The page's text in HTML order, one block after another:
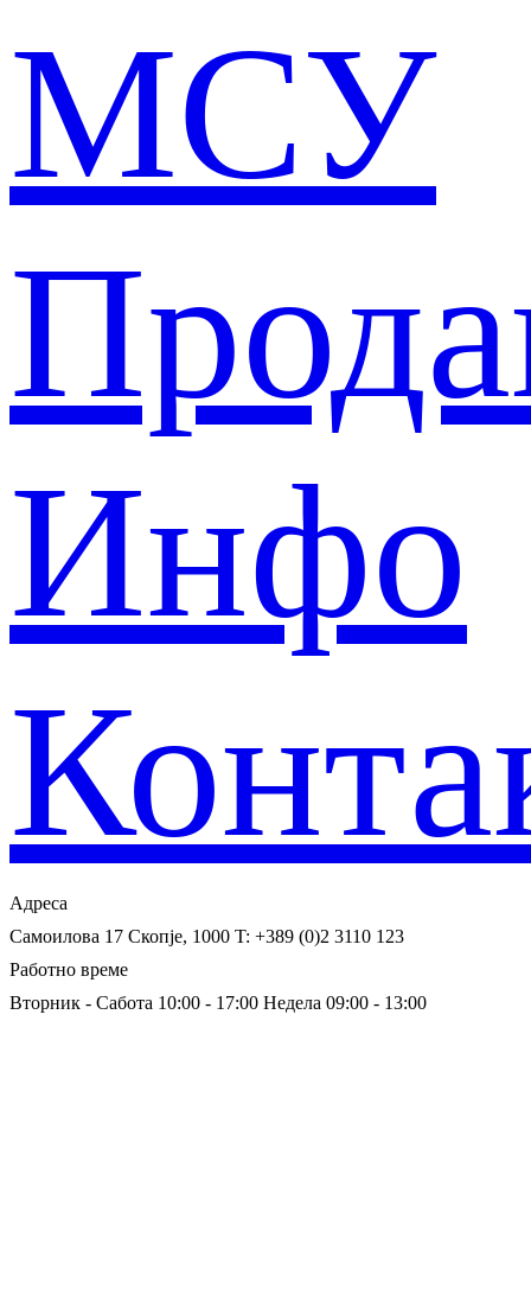
МСУ
Инфо
Адреса
Самоилова 17 Скопје, 1000 T: +389 (0)2 3110 123
Работно време
Вторник - Сабота 10:00 - 17:00 Недела 09:00 - 13:00